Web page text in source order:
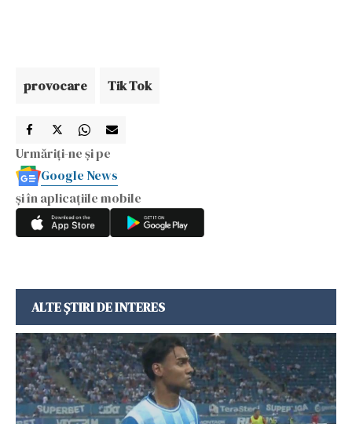
provocare Tik Tok
Urmăriți-ne și pe
Google News
și în aplicațiile mobile
ALTE ȘTIRI DE INTERES